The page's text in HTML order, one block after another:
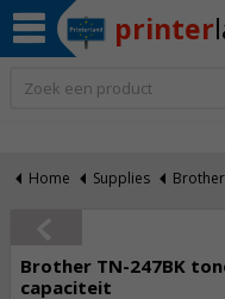
printer
Home Supplies Brother
Brother TN-247BK
capaciteit